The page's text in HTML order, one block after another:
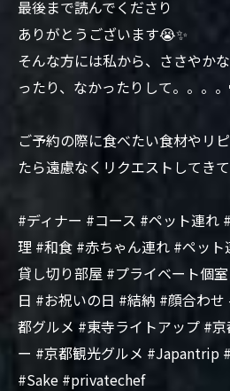
最後まで読んでくださり
ありがとうございます😭✨
そんな方には私から、ささやか
ったり、なかったりして。。。
ご予約の際に食べたい食材やリ
たら遠慮なくリクエストしてき
#ディナー #コース #ペット連れ
理 #和食 #赤ちゃん連れ #ペッ
貸し切り部屋 #プライベート個
日 #お祝いの日 #結納 #顔合わ
都グルメ #東寺ライトアップ #
ー #京都観光グルメ #Japantrip
#Sake #privatechef